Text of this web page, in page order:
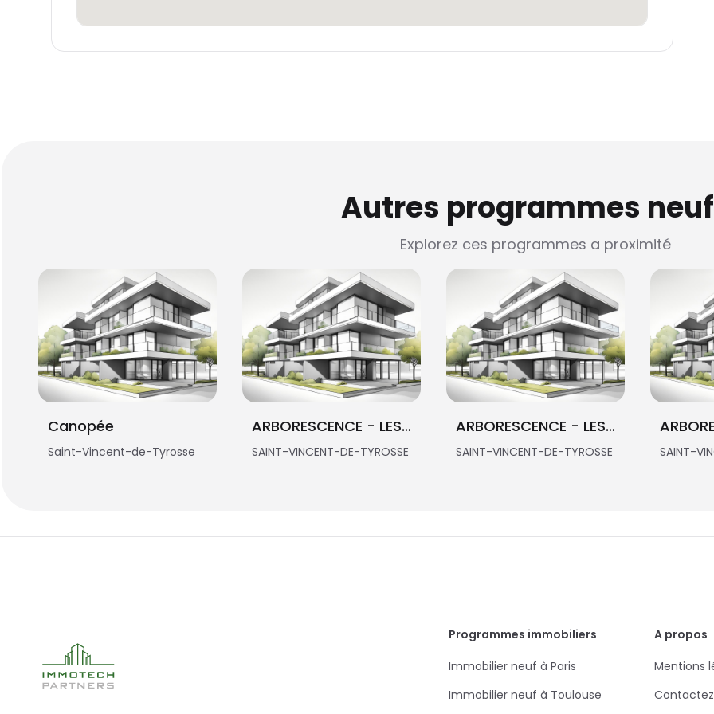
Autres programmes
Explorez ces programmes a proximité
Canopée
Saint-Vincent-de-Tyrosse
ARBORESCENCE - LES EMERAUDES
SAINT-VINCENT-DE-TYROSSE
ARBORESCENCE - LES VIOLETTES
SAINT-VINCENT-DE-TYROSSE SAINT-
Programmes immobiliers
Immobilier neuf à Paris
Immobilier neuf à Toulouse
A propos
Mentions